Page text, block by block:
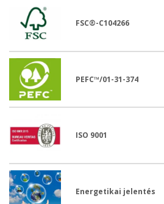
FSC®-C104266
PEFC™/01-31-374
ISO 9001
Energetikai jelentés